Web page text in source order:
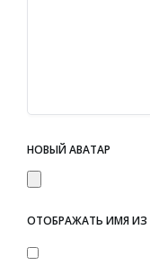
НОВЫЙ АВАТАР
ОТОБРАЖАТЬ ИМЯ ИЗ